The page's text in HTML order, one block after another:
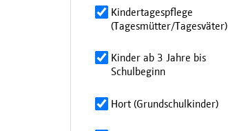
Kindertagespflege
(Tagesmütter/Tagesväter)
Kinder ab 3 Jahre bis
Schulbeginn
Hort (Grundschulkinder)